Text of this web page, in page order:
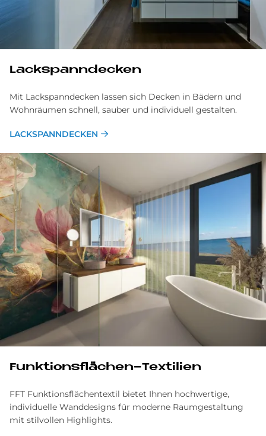
Lackspann­decken
Mit Lackspanndecken lassen sich Decken in Bädern und
Wohnräumen schnell, sauber und individuell gestalten.
LACKSPANNDECKEN
Funk­ti­ons­flä­chen-Tex­ti­li­en
FFT Funktionsflächentextil bietet Ihnen hochwertige,
individuelle Wanddesigns für moderne Raumgestaltung
mit stilvollen Highlights.